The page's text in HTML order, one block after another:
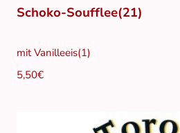
Schoko-Soufflee(21)
mit Vanilleeis(1)
5,50€